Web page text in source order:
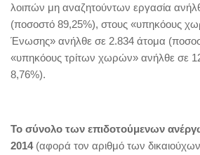
λοιπών μη αναζητούντων εργασία
(ποσοστό 89,25%), στους «υπηκόους
Ένωσης» ανήλθε σε 2.834 άτομα
«υπηκόους τρίτων χωρών» ανήλθε σε
8,76%).
Το σύνολο των επιδοτούμενων
2014(αφορά τον αριθμό των